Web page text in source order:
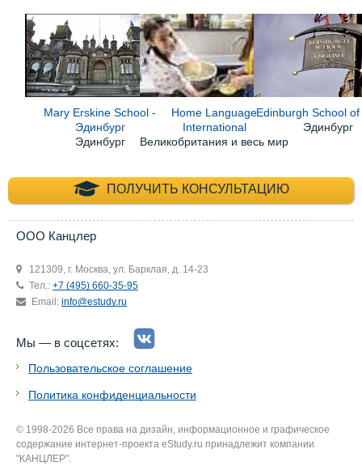
Mary Erskine School -
Эдинбург
Эдинбург
Home Language
International
Великобритания и весь мир
Edinburgh School
Эдинбург
ПОЛУЧИТЬ КОНСУЛЬТАЦИЮ
+7 (495) 660-35-
ООО Канцлер
121309, г. Москва, ул. Барклая, д. 14-23
Тел.: +7 (495) 660-35-95
Email: info@estudy.ru
Мы — в соцсетях:
Пользовательское соглашение
Политика конфиденциальности
© 1998-2026 Все права на дизайн, информационное и графическое
содержание интернет-проекта eStudy.ru принадлежит компании
"КАНЦЛЕР".